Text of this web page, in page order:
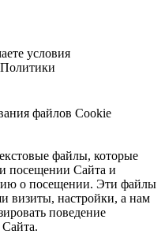
условия
Политики
файлов Cookie
файлы, которые
посещении Сайта и
о посещении. Эти файлы
визиты, настройки, а нам
поведение
Сайта.